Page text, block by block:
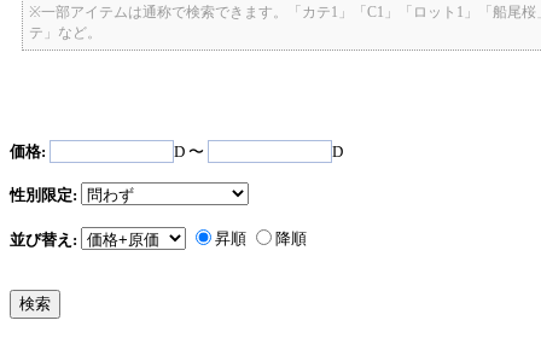
※一部アイテムは通称で検索できます。「カテ1」「C1」「ロット1」「船尾
テ」など。
価格: D 〜 D
性別限定:
並び替え: 昇順 降順